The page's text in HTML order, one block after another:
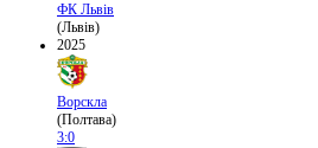
ФК Львів
(Львів)
2025
Ворскла
(Полтава)
3:0